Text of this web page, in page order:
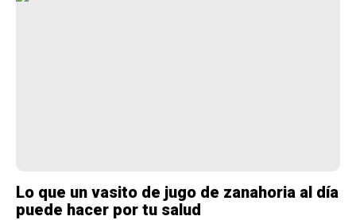
Lo que un vasito de jugo de zanahoria al día
puede hacer por tu salud